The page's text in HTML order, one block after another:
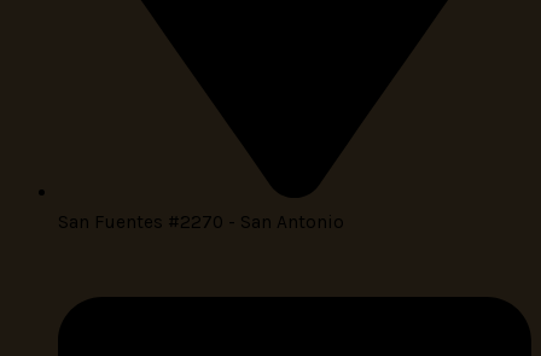
San Fuentes #2270 - San Antonio